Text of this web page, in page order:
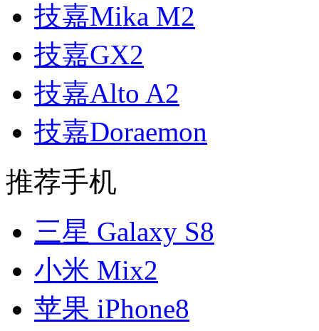
技嘉Mika M2
技嘉GX2
技嘉Alto A2
技嘉Doraemon
推荐手机
三星 Galaxy S8
小米 Mix2
苹果 iPhone8